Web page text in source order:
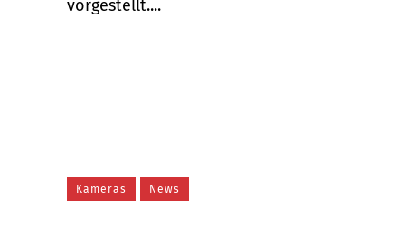
vorgestellt....
Kameras News